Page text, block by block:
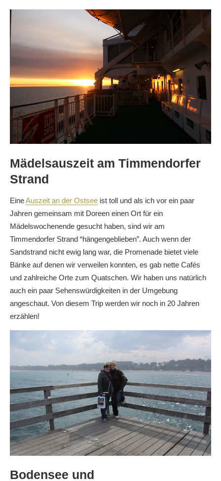
Mädelsauszeit am Timmendorfer
Strand
EineAuszeit an der Ostsee ist toll und als ich vor ein paar
Jahren gemeinsam mit Doreen einen Ort für ein
Mädelswochenende gesucht haben, sind wir am
Timmendorfer Strand “hängengeblieben”. Auch wenn der
Sandstrand nicht ewig lang war, die Promenade bietet viele
Bänke auf denen wir verweilen konnten, es gab nette Cafés
und zahlreiche Orte zum Quatschen. Wir haben uns natürlich
auch ein paar Sehenswürdigkeiten in der Umgebung
angeschaut. Von diesem Trip werden wir noch in 20 Jahren
erzählen!
Bodensee und